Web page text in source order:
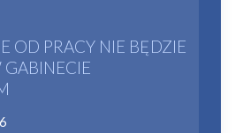
OD PRACY NIE BĘDZIE